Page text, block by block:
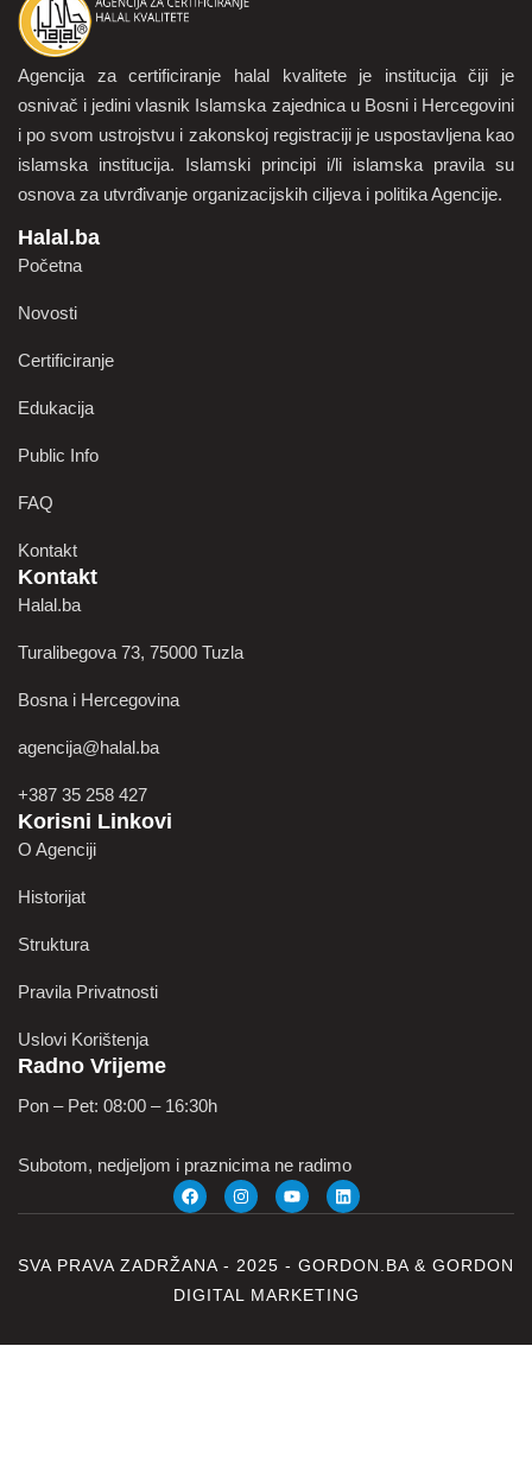
Agencija za certificiranje halal kvalitete je institucija čiji je
osnivač i jedini vlasnik Islamska zajednica u Bosni i Hercegovini
i po svom ustrojstvu i zakonskoj registraciji je uspostavljena kao
islamska institucija. Islamski principi i/li islamska pravila su
osnova za utvrđivanje organizacijskih ciljeva i politika Agencije.
Halal.ba
Početna
Novosti
Certificiranje
Edukacija
Public Info
FAQ
Kontakt
Kontakt
Halal.ba
Turalibegova 73, 75000 Tuzla
Bosna i Hercegovina
agencija@halal.ba
+387 35 258 427
Korisni Linkovi
O Agenciji
Historijat
Struktura
Pravila Privatnosti
Uslovi Korištenja
Radno Vrijeme
Pon – Pet: 08:00 – 16:30h
Subotom, nedjeljom i praznicima ne radimo
SVA PRAVA ZADRŽANA - 2025 - GORDON.BA & GORDON
DIGITAL MARKETING